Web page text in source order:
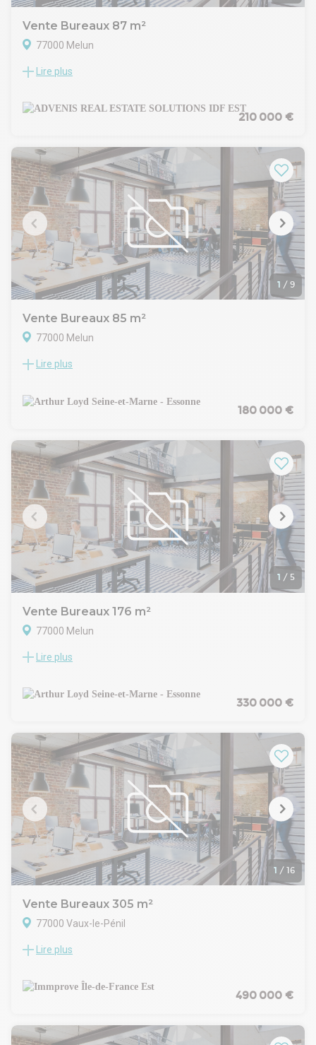
— Loyer : 1 650 € HT HC / moisnGHT IMMO - 01 48 93 81 23 -
Plus d'informations sur www.ghtimmo.fr (réf. 940050334)
Vente Bureaux 87 m²
77000 Melun
ADVENIS CONSEIL vous propose à la vente à Melun un
de 87 m², au sein d'un immeuble en R+2.
Plateau situé au 2e étage, avec WC privatifs, ascenseur et 3
Situé sur la commune de Melun, à proximité immédiate de la
gare et du centre-ville, avec accès direct à l'A5, l'A6, la RN6 et
la RN105, à 48 km de Paris.
Lire plus
210 000 €
1 / 9
Vente Bureaux 85 m²
77000 Melun
Arthur Loyd 77-91 vous propose en plein centre de Melun, un
emplacement central au coeur de ville, offre une
accessibilité optimale en transports en commun, ainsi qu'un
Aménagé en plusieurs bureaux cloisonnés, ces bureaux
peuvent être directement opérationnels. Ils sont situés au
rez-de-chaussée d'un petit immeuble en copropriété.
Une place de parking en sous-sol sécurisée vient compléter
l'offre. Un parking payant se situe proche de ces bureaux.
Honoraires de commercialisation : 15 480 Euros HT à la
charge de l'acquéreur.
Charges annuelles : 2.500 Euros / an TTC
Prix de vente : 180.000 Euros HD
Lire plus
180 000 €
1 / 5
Vente Bureaux 176 m²
77000 Melun
Arthur Loyd 77-91 vous propose à proximité du centre ville
en rez de chaussée d'une résidence mixte (habitation et
bureaux) avec terrasses privatives. Ce bien à usage exclusif
de parking extérieur. Son emplacement proche du coeur de
ville de Melun lui confère des avantages de restauration et
de services à proximité.
Honoraires de commercialisation : 31.086 Euros TTC à la
charge de l'acquéreur en sus du prix de vente.
Charges annuelles : 4.100 Euros / an TTC
Prix de vente : 330.000 Euros HD
Lire plus
330 000 €
1 / 16
Vente Bureaux 305 m²
77000 Vaux-le-Pénil
Situé à 5 min de l'autoroute A5 et à une dizaine de minutes
propose à la vente ce plateau de bureaux d'une superficie
d'environ 305 m² non divisibles.
Lire plus
490 000 €